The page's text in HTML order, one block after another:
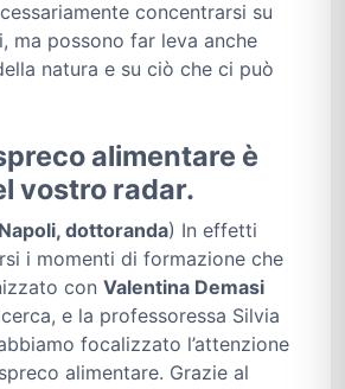
concentrarsi su
ma possono far leva anche
natura e su ciò che ci può
alimentare è
vostro radar.
dottoranda) In effetti
i momenti di formazione che
con Valentina Demasi
e la professoressa Silvia
focalizzato l’attenzione
alimentare. Grazie al